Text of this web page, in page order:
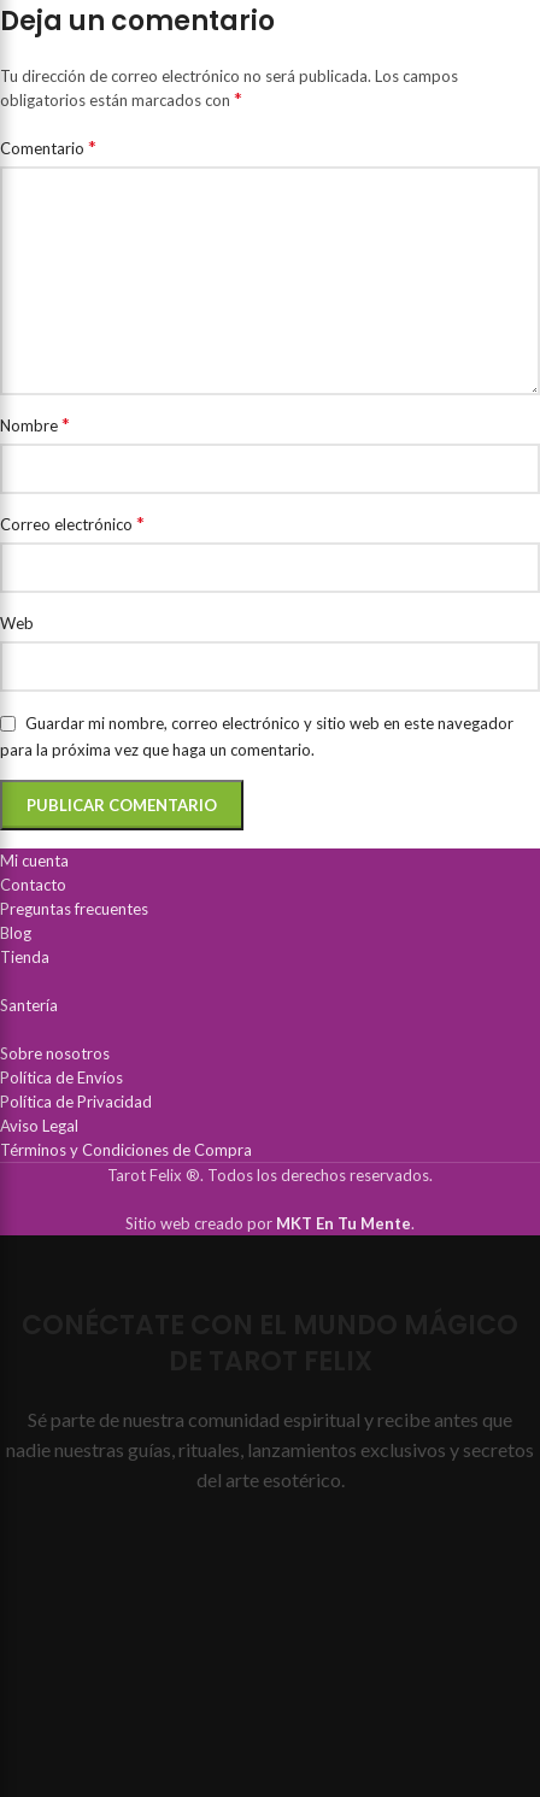
Deja un comentario
Tu dirección de correo electrónico no será publicada. Los campos
obligatorios están marcados con *
Comentario *
Nombre*
Correo electrónico *
Web
Guardar mi nombre, correo electrónico y sitio web en este navegador
para la próxima vez que haga un comentario.
Mi cuenta
Contacto
Preguntas frecuentes
Blog
Tienda
Santería
Sobre nosotros
Política de Envíos
Política de Privacidad
Aviso Legal
Términos y Condiciones de Compra
Tarot Felix ®. Todos los derechos reservados.
Sitio web creado por MKT En Tu Mente.
Sé parte de nuestra comunidad espiritual y recibe antes que
nadie nuestras guías, rituales, lanzamientos exclusivos y secretos
del arte esotérico.